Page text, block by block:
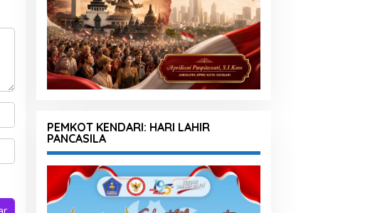
PEMKOT KENDARI: HARI LAHIR
PANCASILA